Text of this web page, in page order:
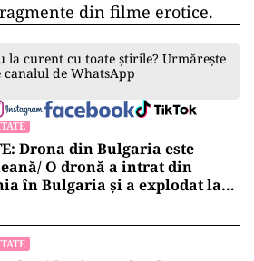
din filme erotice.
la curent cu toate știrile? Urmărește
canalul de WhatsApp
Drona din Bulgaria este
O dronă a intrat din
în Bulgaria şi a explodat la